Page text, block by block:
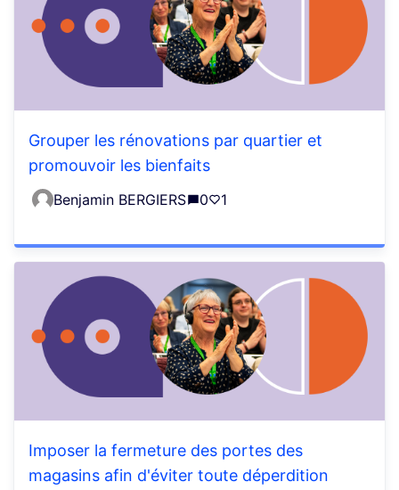
Grouper les rénovations par quartier et
promouvoir les bienfaits
Benjamin BERGIERS 0 1
Imposer la fermeture des portes des
magasins afin d'éviter toute déperdition